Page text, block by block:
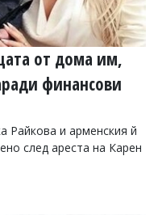
от дома им,
финансови
Райкова и арменския й
след ареста на Карен